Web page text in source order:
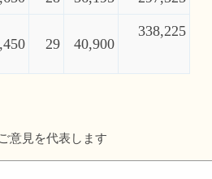
29 40,900
338,225
意見を代表します